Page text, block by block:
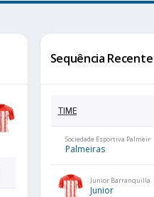
Sequência Recente
TIME
Sociedade Esportiva Palmeiras
Palmeiras
Junior Barranquilla
Junior